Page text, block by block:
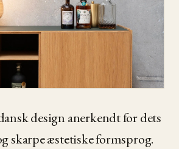
design anerkendt for dets
skarpe æstetiske formsprog.